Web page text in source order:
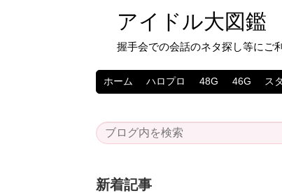
アイドル大図鑑
握手会での会話のネタ探し等にご
ホーム ハロプロ 48G 46G ス
新着記事